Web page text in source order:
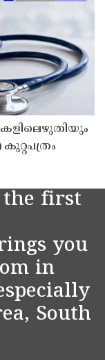
the first
you
in
South